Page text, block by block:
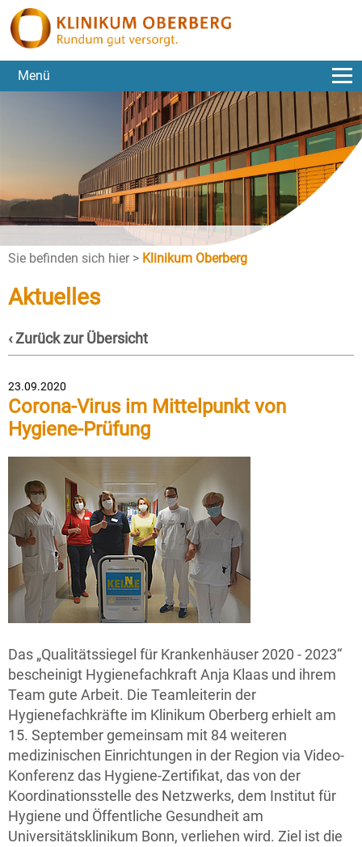
Menü
Sie befinden sich hier > Klinikum Oberberg
Aktuelles
‹ Zurück zur Übersicht
23.09.2020
Corona-Virus im Mittelpunkt von
Hygiene-Prüfung
Das „Qualitätssiegel für Krankenhäuser 2020 - 2023“
bescheinigt Hygienefachkraft Anja Klaas und ihrem
Team gute Arbeit. Die Teamleiterin der
Hygienefachkräfte im Klinikum Oberberg erhielt am
15. September gemeinsam mit 84 weiteren
medizinischen Einrichtungen in der Region via Video-
Konferenz das Hygiene-Zertifikat, das von der
Koordinationsstelle des Netzwerks, dem Institut für
Hygiene und Öffentliche Gesundheit am
Universitätsklinikum Bonn, verliehen wird. Ziel ist die